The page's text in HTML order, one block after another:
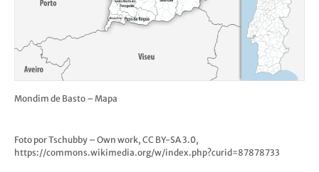
Mondim de Basto – Mapa
Foto por Tschubby – Own work, CC BY-SA 3.0,
https://commons.wikimedia.org/w/index.php?curid=87878733